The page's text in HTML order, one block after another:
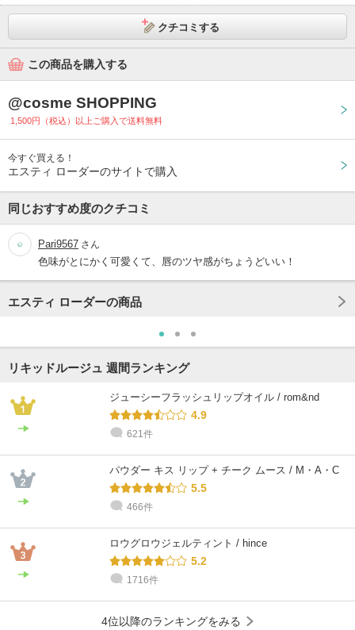
クチコミする
この商品を購入する
@cosme SHOPPING
1,500円（税込）以上ご購入で送料無料
今すぐ買える！
エスティ ローダーのサイトで購入
同じおすすめ度のクチコミ
Pari9567 さん
色味がとにかく可愛くて、唇のツヤ感がちょうどいい！
エスティ ローダーの商品
リキッドルージュ 週間ランキング
ジューシーフラッシュリップオイル / rom&nd
4.9
621件
パウダー キス リップ + チーク ムース / M・A・C
5.5
466件
ロウグロウジェルティント / hince
5.2
1716件
4位以降のランキングをみる